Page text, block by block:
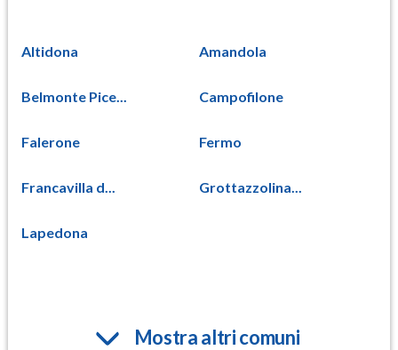
Altidona Amandola
Belmonte Pice... Campofilone
Falerone Fermo
Francavilla d... Grottazzolina...
Lapedona
Mostra altri comuni